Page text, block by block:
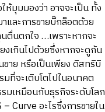
มุมมองว่า อาจจะเป็น ทั้ง
และการขายบิ๊กล็อตด้วย
นตกใจ …เพราะหากจะ
งเกินไปด้วยซึ่งหากจะดูกัน
าย หรือเป็นเพียง ดิสทริบิ
ที่จะเติบโตไปในอนาคต
มเหมือนกับธุรกิจระดับโลก
Curve อะไรซึ่งการขายใน